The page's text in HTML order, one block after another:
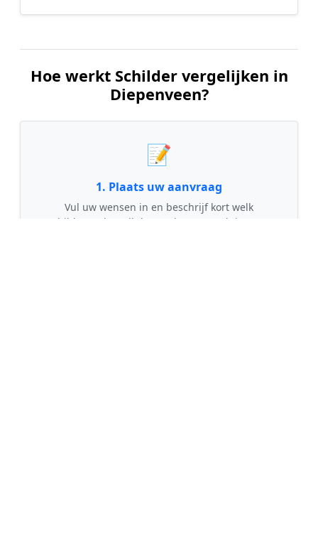
Hoe werkt Schilder vergelijken in
Diepenveen?
📝
1. Plaats uw aanvraag
Vul uw wensen in en beschrijf kort welk
schilderwerk u wilt laten uitvoeren. Dit is 100%